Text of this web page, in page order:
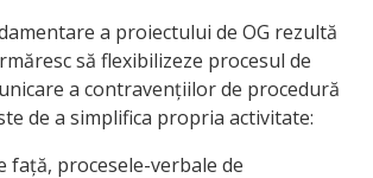
a proiectului de OG rezultă
să flexibilizeze procesul de
a contravențiilor de procedură
de a simplifica propria activitate:
față, procesele-verbale de